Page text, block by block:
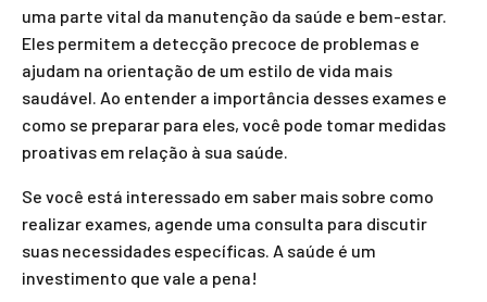
uma parte vital da manutenção da saúde e bem-estar.
Eles permitem a detecção precoce de problemas e
ajudam na orientação de um estilo de vida mais
saudável. Ao entender a importância desses exames e
como se preparar para eles, você pode tomar medidas
proativas em relação à sua saúde.
Se você está interessado em saber mais sobre como
realizar exames, agende uma consulta para discutir
suas necessidades específicas. A saúde é um
investimento que vale a pena!